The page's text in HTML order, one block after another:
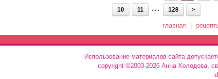
10 11 ... 128 >
главная
Использование материалов сайта
copyright ©2003-2026 Анна Холодова,